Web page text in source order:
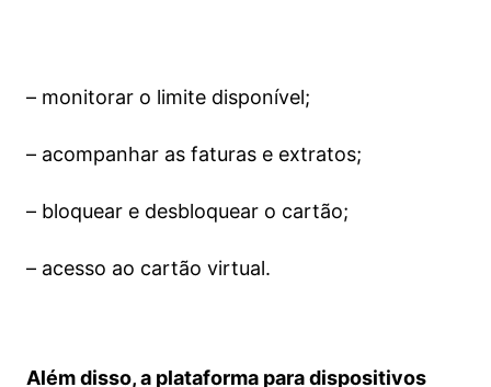
– monitorar o limite disponível;
– acompanhar as faturas e extratos;
– bloquear e desbloquear o cartão;
– acesso ao cartão virtual.
Além disso, a plataforma para dispositivos